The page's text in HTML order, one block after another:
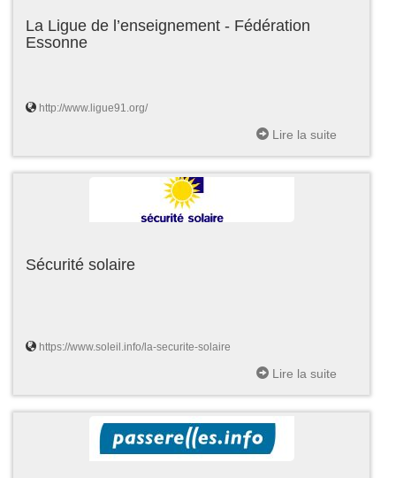
La Ligue de l’enseignement - Fédération
Essonne
http://www.ligue91.org/
Lire la suite
Sécurité solaire
https://www.soleil.info/la-securite-solaire
Lire la suite